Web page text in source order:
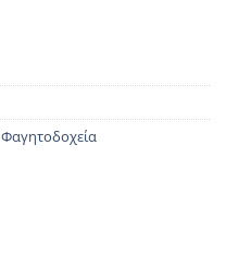
Φαγητοδοχεία